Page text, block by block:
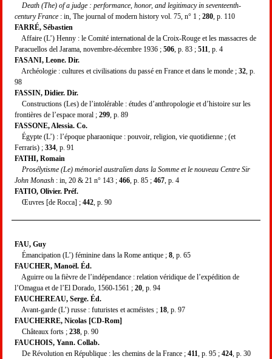
Death (The) of a judge : performance, honor, and legitimacy in seventeenth-
century France : in, The journal of modern history vol. 75, n° 1 ; 280 , p. 110
FARRÉ, Sébastien
Affaire (L’) Henny : le Comité international de la Croix-Rouge et les massacres de
Paracuellos del Jarama, novembre-décembre 1936 ; 506 , p. 83 ; 511 , p. 4
FASANI, Leone. Dir.
Archéologie : cultures et civilisations du passé en France et dans le monde ; 32 , p.
98
FASSIN, Didier. Dir.
Constructions (Les) de l’intolérable : études d’anthropologie et d’histoire sur les
frontières de l’espace moral ; 299 , p. 89
FASSONE, Alessia. Co.
Égypte (L’) : l’époque pharaonique : pouvoir, religion, vie quotidienne ; (et
Ferraris) ; 334 , p. 91
FATHI, Romain
Prosélytisme (Le) mémoriel australien dans la Somme et le nouveau Centre Sir
John Monash : in, 20 & 21 n° 143 ; 466 , p. 85 ; 467 , p. 4
FATIO, Olivier. Préf.
Œuvres [de Rocca] ; 442 , p. 90
FAU, Guy
Émancipation (L’) féminine dans la Rome antique ; 8 , p. 65
FAUCHER, Manoël. Éd.
Aguirre ou la fièvre de l’indépendance : relation véridique de l’expédition de
l’Omagua et de l’El Dorado, 1560-1561 ; 20 , p. 94
FAUCHEREAU, Serge. Éd.
Avant-garde (L’) russe : futuristes et acméistes ; 18 , p. 97
FAUCHERRE, Nicolas [CD-Rom]
Châteaux forts ; 238 , p. 90
FAUCHOIS, Yann. Collab.
De Révolution en République : les chemins de la France ; 411 , p. 95 ; 424 , p. 30